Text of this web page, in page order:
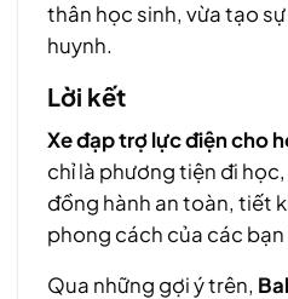
thân học sinh, vừa tạo
huynh.
Lời kết
Xe đạp trợ lực điện cho
chỉ là phương tiện đi
đồng hành an toàn, tiết
phong cách của các bạn
Qua những gợi ý trên,